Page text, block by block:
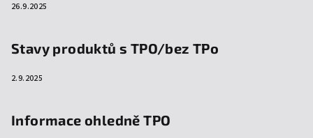
26.9.2025
Stavy produktů s TPO/bez TPo
2.9.2025
Informace ohledně TPO